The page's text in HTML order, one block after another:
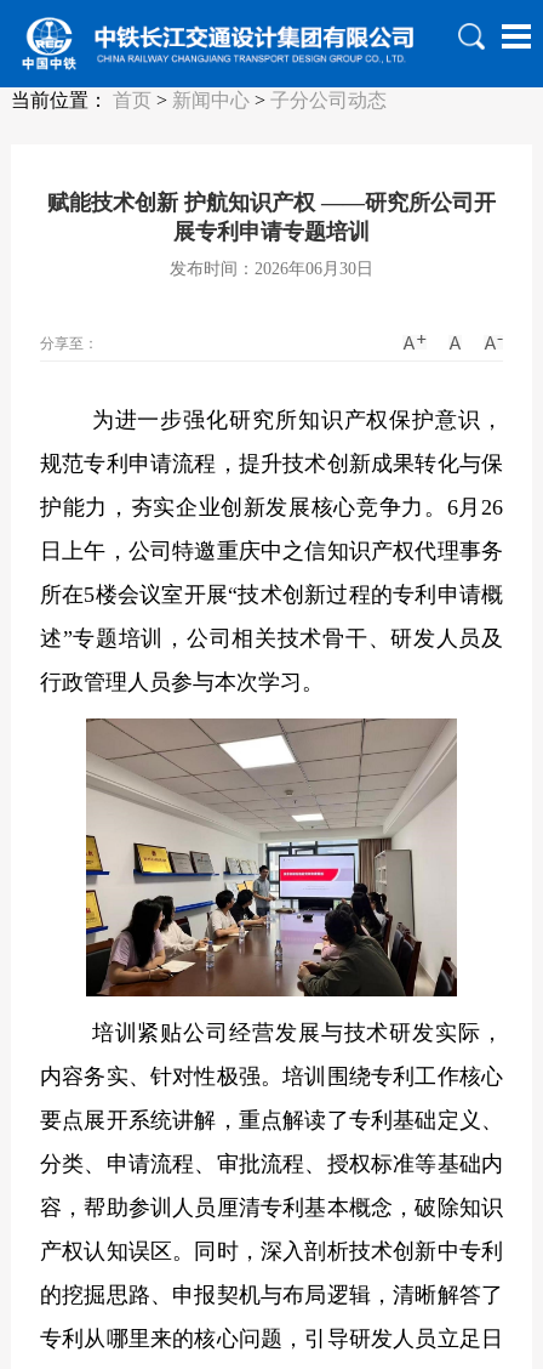
当前位置： 首页> 新闻中心> 子分公司动态
赋能技术创新 护航知识产权 ——研究所公司开
展专利申请专题培训
发布时间：2026年06月30日
分享至：
为进一步强化研究所知识产权保护意识，
规范专利申请流程，提升技术创新成果转化与保
护能力，夯实企业创新发展核心竞争力。6月26
日上午，公司特邀重庆中之信知识产权代理事务
所在5楼会议室开展“技术创新过程的专利申请概
述”专题培训，公司相关技术骨干、研发人员及
行政管理人员参与本次学习。
培训紧贴公司经营发展与技术研发实际，
内容务实、针对性极强。培训围绕专利工作核心
要点展开系统讲解，重点解读了专利基础定义、
分类、申请流程、审批流程、授权标准等基础内
容，帮助参训人员厘清专利基本概念，破除知识
产权认知误区。同时，深入剖析技术创新中专利
的挖掘思路、申报契机与布局逻辑，清晰解答了
专利从哪里来的核心问题，引导研发人员立足日